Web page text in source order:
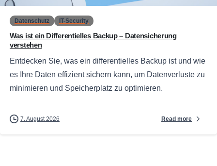
Datenschutz IT-Security
Was ist ein Differentielles Backup – Datensicherung
verstehen
Entdecken Sie, was ein differentielles Backup ist und wie
es Ihre Daten effizient sichern kann, um Datenverluste zu
minimieren und Speicherplatz zu optimieren.
7. August 2026 Read more